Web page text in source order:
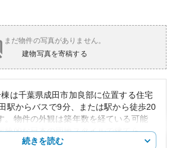
まだ物件の写真がありません。
建物写真を寄稿する
は千葉県成田市加良部に位置する住宅
駅からバスで9分、または駅から徒歩20
。物件の外観は築年数を経ている可能
統的な日本の団地スタイルで建てら
況によってその魅力が左右されます。
続きを読む